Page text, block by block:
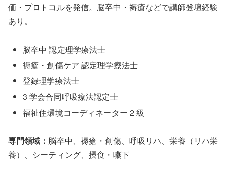
価・プロトコルを発信。脳卒中・褥瘡などで講師登壇経験
あり。
脳卒中 認定理学療法士
褥瘡・創傷ケア 認定理学療法士
登録理学療法士
3 学会合同呼吸療法認定士
福祉住環境コーディネーター 2 級
専門領域： 脳卒中、褥瘡・創傷、呼吸リハ、栄養（リハ栄
養）、シーティング、摂食・嚥下